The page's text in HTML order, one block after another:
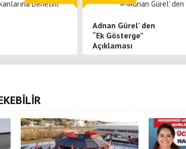
Adnan Gürel’ den
“Ek Gösterge”
Açıklaması